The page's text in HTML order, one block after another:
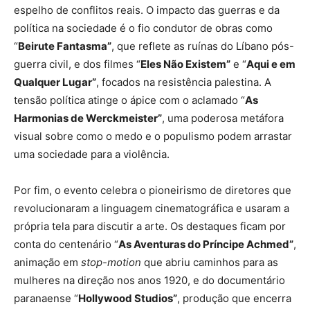
espelho de conflitos reais. O impacto das guerras e da
política na sociedade é o fio condutor de obras como
“Beirute Fantasma”, que reflete as ruínas do Líbano pós-
guerra civil, e dos filmes “Eles Não Existem” e “Aqui e em
Qualquer Lugar”, focados na resistência palestina. A
tensão política atinge o ápice com o aclamado “As
Harmonias de Werckmeister”, uma poderosa metáfora
visual sobre como o medo e o populismo podem arrastar
uma sociedade para a violência.
Por fim, o evento celebra o pioneirismo de diretores que
revolucionaram a linguagem cinematográfica e usaram a
própria tela para discutir a arte. Os destaques ficam por
conta do centenário “As Aventuras do Príncipe Achmed”,
animação em stop-motion que abriu caminhos para as
mulheres na direção nos anos 1920, e do documentário
paranaense “Hollywood Studios”, produção que encerra